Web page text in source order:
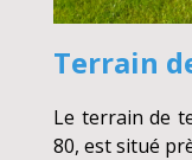
Terrain
Le terrain de
80, est situé